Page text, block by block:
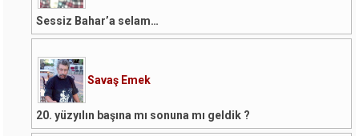
Sessiz Bahar’a selam…
Savaş Emek
20. yüzyılın başına mı sonuna mı geldik ?